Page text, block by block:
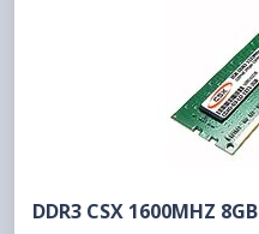
DDR3 CSX 1600MHZ 8GB